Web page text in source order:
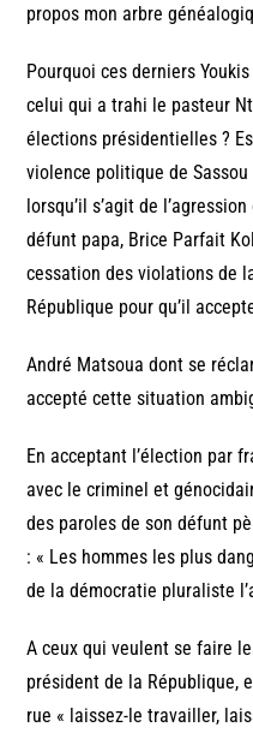
propos mon arbre
Pourquoi ces derniers
celui qui a trahi le pasteur
élections présidentielles ?
violence politique de
lorsqu’il s’agit de
défunt papa, Brice Parfait
cessation des violations de
République pour qu’il
André Matsoua dont se
accepté cette situation
En acceptant l’élection par
avec le criminel et
des paroles de son défunt
: « Les hommes les plus
de la démocratie pluraliste
A ceux qui veulent se faire
président de la République,
rue « laissez-le travailler,